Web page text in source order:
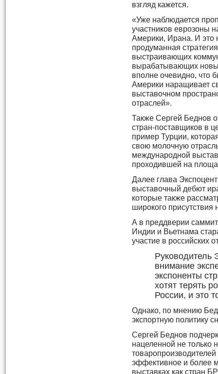
взгляд кажется.
«Уже наблюдается
участников еврозоны
Америки, Ирана. И это
продуманная
выстраивающих
вырабатывающих
вполне очевидно, что
Америки наращивает
выставочном
отраслей».
Также Сергей Беднов
стран-поставщиков в
пример Турции,
свою молочную
международной
проходившей на
Далее глава
выставочный дебют
которые также
широкого присутствия
А в преддверии
Индии и Вьетнама
участие в российских
Руководитель
внимание
экспоненты
хотят терять
России, и это
Однако, по мнению
экспортную политику
Сергей Беднов
нацеленной не только
эффективное и более
выставках как стран